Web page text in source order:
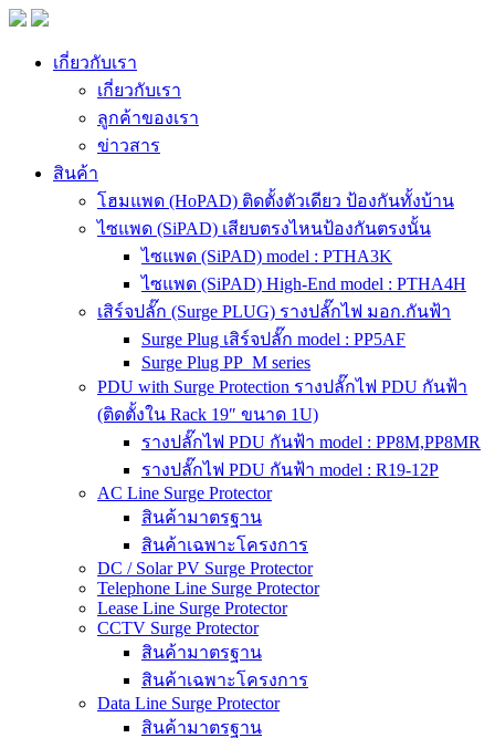
เกี่ยวกับเรา
เกี่ยวกับเรา
ลูกค้าของเรา
ข่าวสาร
สินค้า
โฮมแพด (HoPAD) ติดตั้งตัวเดียว ป้องกันทั้งบ้าน
ไซแพด (SiPAD) เสียบตรงไหนป้องกันตรงนั้น
ไซแพด (SiPAD) model : PTHA3K
ไซแพด (SiPAD) High-End model : PTHA4H
เสิร์จปลั๊ก (Surge PLUG) รางปลั๊กไฟ มอก.กันฟ้า
Surge Plug เสิร์จปลั๊ก model : PP5AF
Surge Plug PP_M series
PDU with Surge Protection รางปลั๊กไฟ PDU กันฟ้า
(ติดตั้งใน Rack 19″ ขนาด 1U)
รางปลั๊กไฟ PDU กันฟ้า model : PP8M,PP8MR
รางปลั๊กไฟ PDU กันฟ้า model : R19-12P
AC Line Surge Protector
สินค้ามาตรฐาน
สินค้าเฉพาะโครงการ
DC / Solar PV Surge Protector
Telephone Line Surge Protector
Lease Line Surge Protector
CCTV Surge Protector
สินค้ามาตรฐาน
สินค้าเฉพาะโครงการ
Data Line Surge Protector
สินค้ามาตรฐาน